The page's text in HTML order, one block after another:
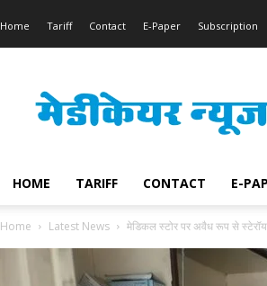
Home Tariff Contact E-Paper Subscription
News
HOME TARIFF CONTACT E-
Home Latest News मेडिकल स्टोर पर अवैध रूप से